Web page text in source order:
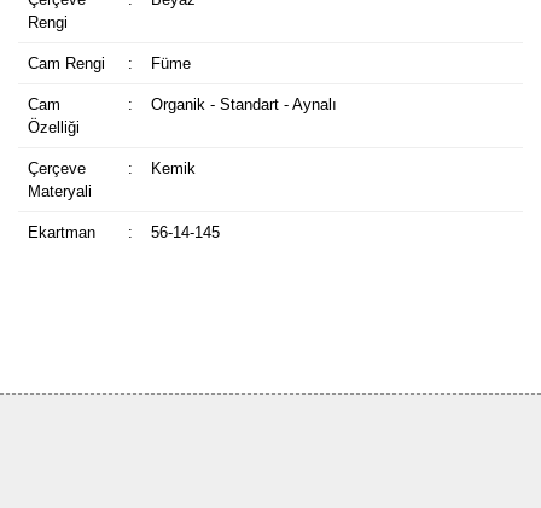
Rengi
Cam Rengi : Füme
Cam
Özelliği
: Organik - Standart - Aynalı
Çerçeve
Materyali
: Kemik
Ekartman : 56-14-145